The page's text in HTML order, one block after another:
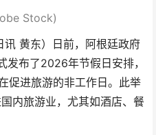
Stock)
讯 黄东）日前，阿根廷政府
布了2026年节假日安排，
促进旅游的非工作日。此举
内旅游业，尤其如酒店、餐